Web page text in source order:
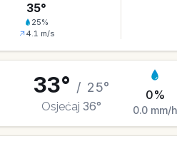
35°
25%
4.1 m/s
33° / 25°
Osjećaj 36°
0%
0.0mm/h